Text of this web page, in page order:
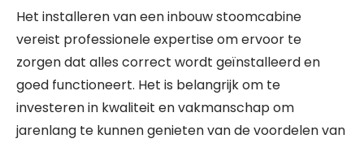
Het installeren van een inbouw stoomcabine
vereist professionele expertise om ervoor te
zorgen dat alles correct wordt geïnstalleerd en
goed functioneert. Het is belangrijk om te
investeren in kwaliteit en vakmanschap om
jarenlang te kunnen genieten van de voordelen van